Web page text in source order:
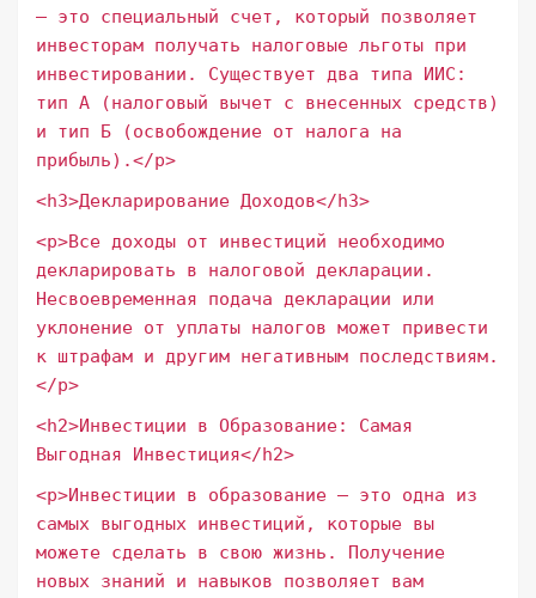
– это специальный счет, который позволяет
инвесторам получать налоговые льготы при
инвестировании. Существует два типа ИИС:
тип А (налоговый вычет с внесенных средств)
и тип Б (освобождение от налога на
прибыль).</p>
<h3>Декларирование Доходов</h3>
<p>Все доходы от инвестиций необходимо
декларировать в налоговой декларации.
Несвоевременная подача декларации или
уклонение от уплаты налогов может привести
к штрафам и другим негативным последствиям.
</p>
<h2>Инвестиции в Образование: Самая
Выгодная Инвестиция</h2>
<p>Инвестиции в образование – это одна из
самых выгодных инвестиций, которые вы
можете сделать в свою жизнь. Получение
новых знаний и навыков позволяет вам